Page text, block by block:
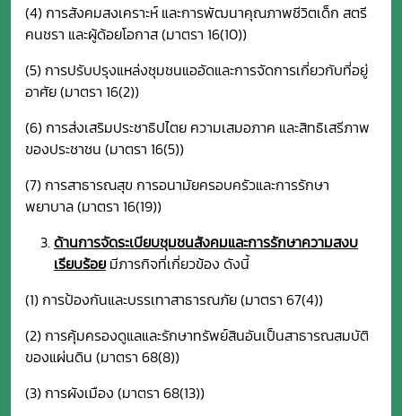
(4) การสังคมสงเคราะห์ และการพัฒนาคุณภาพชีวิตเด็ก สตรี
คนชรา และผู้ด้อยโอกาส (มาตรา 16(10))
(5) การปรับปรุงแหล่งชุมชนแออัดและการจัดการเกี่ยวกับที่อยู่
อาศัย (มาตรา 16(2))
(6) การส่งเสริมประชาธิปไตย ความเสมอภาค และสิทธิเสรีภาพ
ของประชาชน (มาตรา 16(5))
(7) การสาธารณสุข การอนามัยครอบครัวและการรักษา
พยาบาล (มาตรา 16(19))
ด้านการจัดระเบียบชุมชนสังคมและการรักษาความสงบ
เรียบร้อย มีภารกิจที่เกี่ยวข้อง ดังนี้
(1) การป้องกันและบรรเทาสาธารณภัย (มาตรา 67(4))
(2) การคุ้มครองดูแลและรักษาทรัพย์สินอันเป็นสาธารณสมบัติ
ของแผ่นดิน (มาตรา 68(8))
(3) การผังเมือง (มาตรา 68(13))